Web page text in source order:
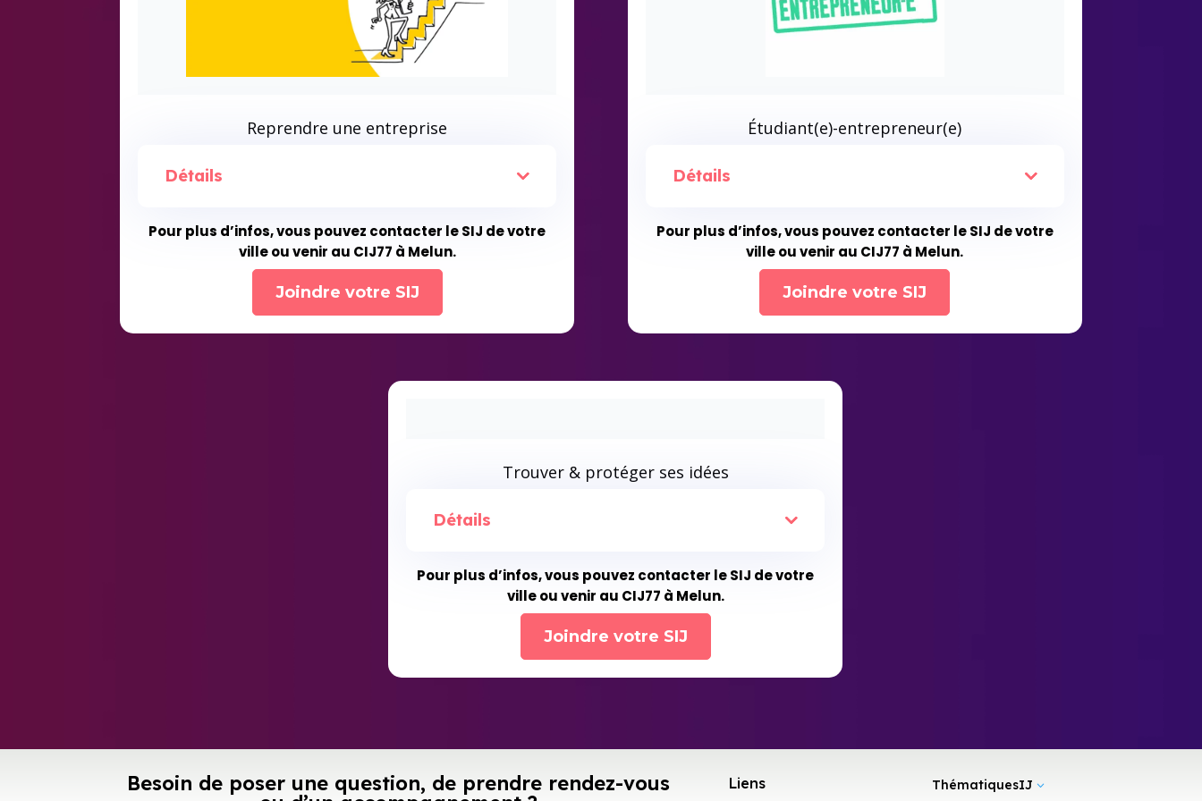
Reprendre une entreprise
Détails
Pour plus d’infos, vous pouvez contacter le SIJ de votre
ville ou venir au CIJ77 à Melun.
Joindre votre SIJ
Étudiant(e)-entrepreneur(e)
Détails
Pour plus d’infos, vous pouvez contacter le SIJ de votre
ville ou venir au CIJ77 à Melun.
Joindre votre SIJ
Trouver & protéger ses idées
Détails
Pour plus d’infos, vous pouvez contacter le SIJ de votre
ville ou venir au CIJ77 à Melun.
Joindre votre SIJ
Besoin de poser une question, de prendre rendez-vous Liens ThématiquesIJ 3